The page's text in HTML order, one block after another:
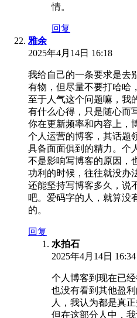
情。
回复
雅余
2025年4月14日 16:18
我给自己的一条要求是去
有物，但尽量不要打哈哈
至于人气这个问题嘛，我
有什么心得，只是随心而
你在更新频率和内容上，
个人运营的博客，其话题
具备面面俱到的精力。个
不是影响写博客的原因，
功利的时候，往往就没办
还能坚持写博客多久，说
吧。爱码字的人，就算没
的。
回复
水拍石
2025年4月14日 16:34
个人博客到现在已
也没有看到其他盈
人，我认为都是真
但在这部分人中，